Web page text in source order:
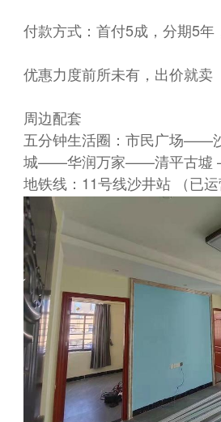
付款方式：首付5成，分期5年
优惠力度前所未有，出价就卖
周边配套
五分钟生活圈：市民广场
城——华润万家——清平古墟
地铁线：11号线沙井站 （已